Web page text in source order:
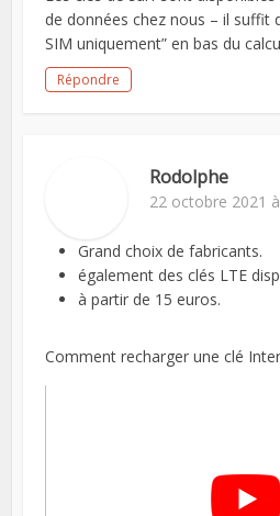
de données chez nous – il suffit
SIM uniquement” en bas du
Répondre
Rodolphe
22 octobre 2021
Grand choix de fabricants.
également des clés LTE
à partir de 15 euros.
Comment recharger une clé